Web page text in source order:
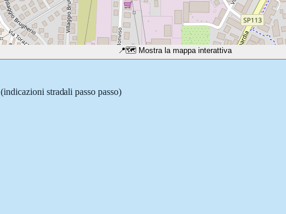
📍🗺️ Mostra la mappa interattiva
(indicazioni stradali passo passo)